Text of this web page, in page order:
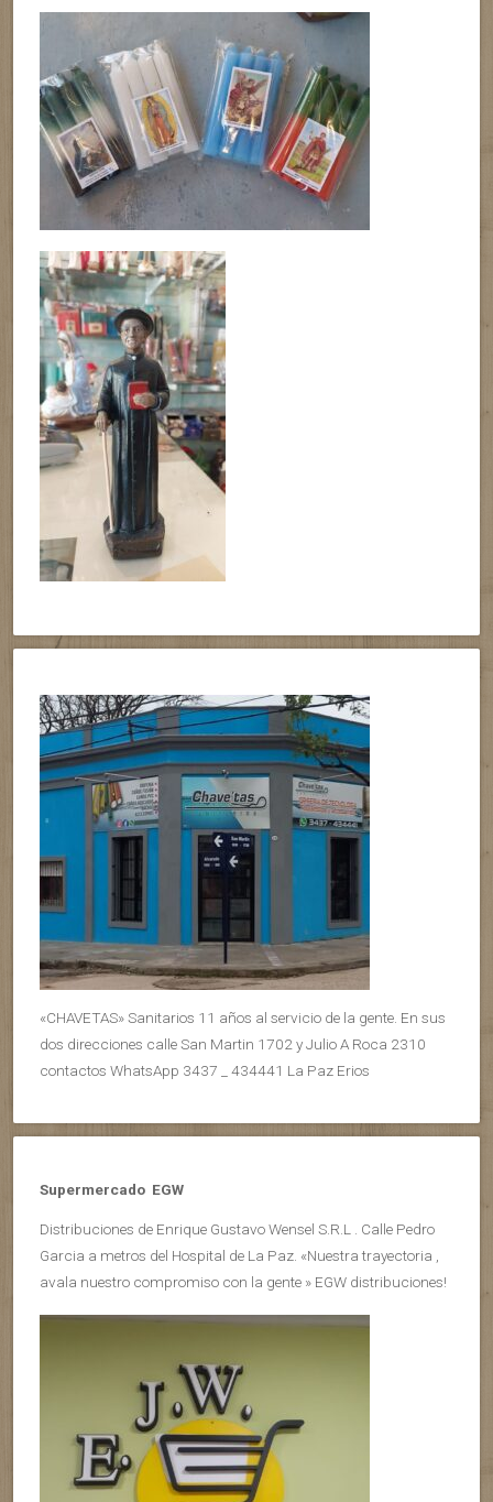
«CHAVETAS» Sanitarios 11 años al servicio de la gente. En sus
dos direcciones calle San Martin 1702 y Julio A Roca 2310
contactos WhatsApp 3437 _ 434441 La Paz Erios
Supermercado EGW
Distribuciones de Enrique Gustavo Wensel S.R.L . Calle Pedro
Garcia a metros del Hospital de La Paz. «Nuestra trayectoria ,
avala nuestro compromiso con la gente » EGW distribuciones!